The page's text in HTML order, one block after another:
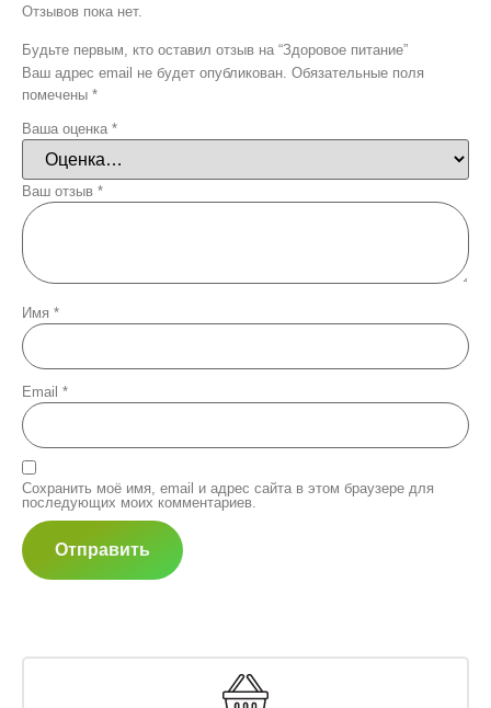
Отзывов пока нет.
Будьте первым, кто оставил отзыв на “Здоровое питание”
Ваш адрес email не будет опубликован. Обязательные поля
помечены *
Ваша оценка *
Ваш отзыв *
Имя *
Email *
Сохранить моё имя, email и адрес сайта в этом браузере для
последующих моих комментариев.